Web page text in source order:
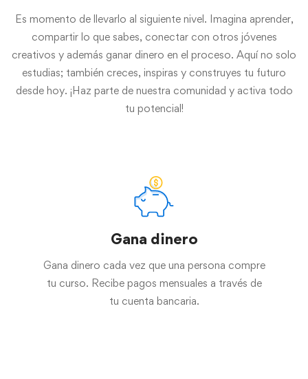
Es momento de llevarlo al siguiente nivel. Imagina aprender,
compartir lo que sabes, conectar con otros jóvenes
creativos y además ganar dinero en el proceso. Aquí no solo
estudias; también creces, inspiras y construyes tu futuro
desde hoy. ¡Haz parte de nuestra comunidad y activa todo
tu potencial!
Gana dinero
Gana dinero cada vez que una persona compre
tu curso. Recibe pagos mensuales a través de
tu cuenta bancaria.